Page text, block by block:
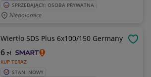
SPRZEDAJĄCY: OSOBA PRYWATNA
Niepołomice
Wiertło SDS Plus 6x100/150 Germany
KUP TERAZ
6zł
STAN: NOWY